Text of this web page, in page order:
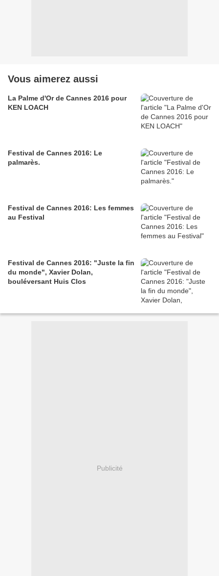
Vous aimerez aussi
La Palme d'Or de Cannes 2016 pour
KEN LOACH
Festival de Cannes 2016: Le
palmarès.
Festival de Cannes 2016: Les femmes
au Festival
Festival de Cannes 2016: "Juste la fin
du monde", Xavier Dolan,
bouléversant Huis Clos
Publicité